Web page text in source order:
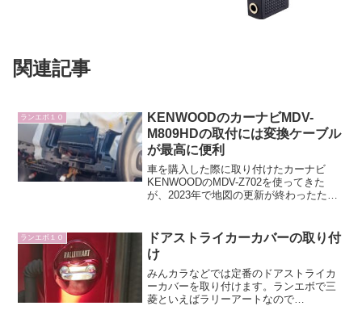
関連記事
ランエボ１０
KENWOODのカーナビMDV-
M809HDの取付には変換ケーブル
が最高に便利
車を購入した際に取り付けたカーナビ
KENWOODのMDV-Z702を使ってきた
が、2023年で地図の更新が終わったため
す。MDV-M809HDを購入まずは商品選定
のた...
ランエボ１０
ドアストライカーカバーの取り付
け
みんカラなどでは定番のドアストライカ
ーカバーを取り付けます。ランエボで三
菱といえばラリーアートなので